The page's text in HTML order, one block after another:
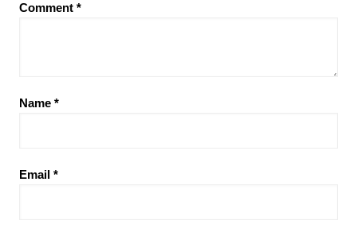
Comment *
Name *
Email *